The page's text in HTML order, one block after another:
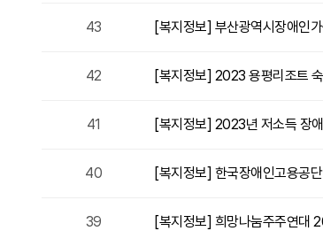
43 [복지정보] 부산광역시장애인
42 [복지정보] 2023 용평리조트
41 [복지정보] 2023년 저소득 장
40 [복지정보] 한국장애인고용공
39 [복지정보] 희망나눔주주연대